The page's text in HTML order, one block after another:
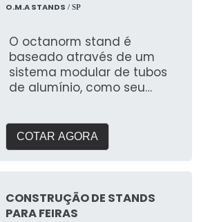
O.M.A STANDS / SP
O octanorm stand é
baseado através de um
sistema modular de tubos
de alumínio, como seu
instalaç
COTAR AGORA
CONSTRUÇÃO DE STANDS
PARA FEIRAS